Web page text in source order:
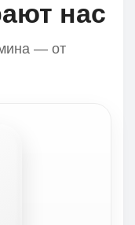
нас
— от